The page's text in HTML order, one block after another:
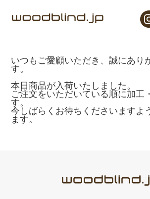
いつもご愛顧いただき、誠にあり
す。
本日商品が入荷いたしました。
ご注文をいただいている順に加工
す。
今しばらくお待ちくださいますよ
ます。